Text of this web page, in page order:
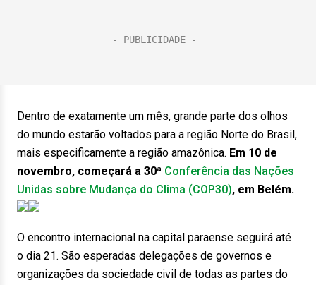
Dentro de exatamente um mês, grande parte dos olhos
do mundo estarão voltados para a região Norte do Brasil,
mais especificamente a região amazônica. Em 10 de
novembro, começará a 30ª Conferência das Nações
Unidas sobre Mudança do Clima (COP30), em Belém.
O encontro internacional na capital paraense seguirá até
o dia 21. São esperadas delegações de governos e
organizações da sociedade civil de todas as partes do